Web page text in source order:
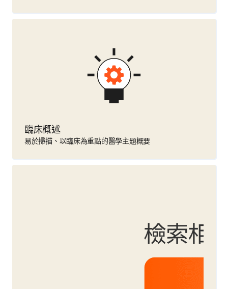
臨床概述
易於掃描、以臨床為重點的醫學主題概要